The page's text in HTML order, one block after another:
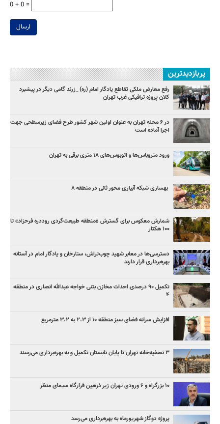
0 + 0 =
ارسال
پربازدیدترین
رفع معارض ملکی تقاطع یادگار امام (ره) _زرند گامی دیگر در پیشبرد
کلان پروژه‌ ترافیکی غرب تهران
در ۶ محله تهران به عنوان اولین شهر کشور طرح فضای زیرسطحی جهت
اجرا آماده است
ورود متروباس‌ها و اتوبوس‌های ۱۸ متری برقی به تهران
بهسازی شبکه آبیاری محور ثانی در منطقه ۸
شمارش معکوس برای گسترش «منطقه طبیعت‌گردی روددره فرحزاد» تا
۱۰۰ هکتار
دسترسی‌ها در معابر شهید چوب‌تراش، ستارخان و یادگار امام در آستانه
بهره‌برداری قرار دارند
تکمیل ۹۰ درصدی احداث مخازن بتنی خواجه عبدالله انصاری در منطقه
۴
افزایش سرانه فضای سبز منطقه ۱۰ از ۲.۳ به ۳.۲ مترمربع
۳ ﺗﺼﻔﻴﻪ‌ﺧﺎﻧﻪ‌ تهران تا پایان تابستان تکمیل و به بهره‌برداری می‌رسند
۱۰ بزرگراه و ۶ ورودی تهران زیر ذره‌بین قرارگاه سیمای منظر
پروژه دوگاز شهریورماه به بهره‌برداری می‌رسد